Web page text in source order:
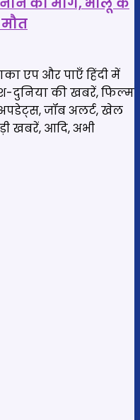
एप और पाएँ हिंदी में
दुनिया की खबरें, फिल्म
जॉब अलर्ट, खेल
खबरें, आदि, अभी